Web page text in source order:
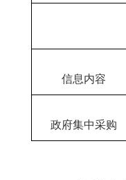
信息内容
政府集中采购